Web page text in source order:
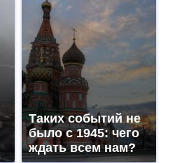
Таких событий не
было с 1945: чего
ждать всем нам?